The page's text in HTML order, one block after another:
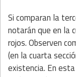
Si comparan la
notarán que en la
rojos. Observen
(en la cuarta
existencia. En